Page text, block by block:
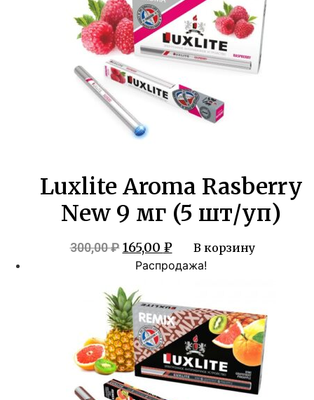
Luxlite Aroma Rasberry
New 9 мг (5 шт/уп)
300,00₽ Первоначальная
цена
составляла
300,00 ₽.
165,00 ₽Текущая
цена:
В корзину
Распродажа!